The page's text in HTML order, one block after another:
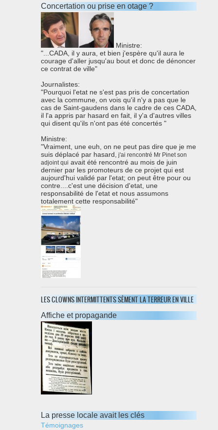
Concertation ou prise en otage ?
Ministre:
"...CADA, il y aura, et bien j'espère qu'il aura le
courage d'aller jusqu'au bout et donc de dénoncer
ce contrat de ville"
Journalistes:
"Pourquoi l'etat ne s'est pas pris de concertation
avec la commune, on vois qu'il n'y a pas que le
cas de Saint-gaudens dans le cadre de ces CADA,
il l'a appris par hasard en fait, il y'a d'autres villes
qui disent qu'ils n'ont pas été concertés "
Ministre:
"Vraiment, une euh, on ne peut pas dire que je me
suis déplacé par hasard, j'ai rencontré Mr Pinet son
adjoint qui avait été rencontré au mois de juin
dernier par les promoteurs de ce projet qui est
aujourd'hui validé par l'etat; on peut être pour ou
contre....c'est une décision d'etat, une
responsabilité de l'etat et nous assumons
totalement cette responsabilité"
LES CLOWNS INTERMITTENTS SÉMENT LA TERREUR EN VILLE
Affiche et propagande
La presse locale avait les clés
Témoignages